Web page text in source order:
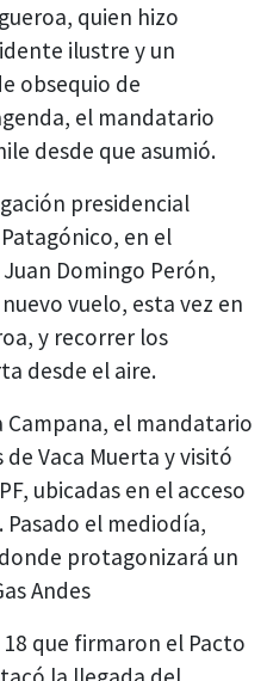
quien hizo
ilustre y un
obsequio de
el mandatario
desde que asumió.
presidencial
en el
Domingo Perón,
vuelo, esta vez en
y recorrer los
desde el aire.
el mandatario
Vaca Muerta y visitó
ubicadas en el acceso
el mediodía,
protagonizará un
Andes
que firmaron el Pacto